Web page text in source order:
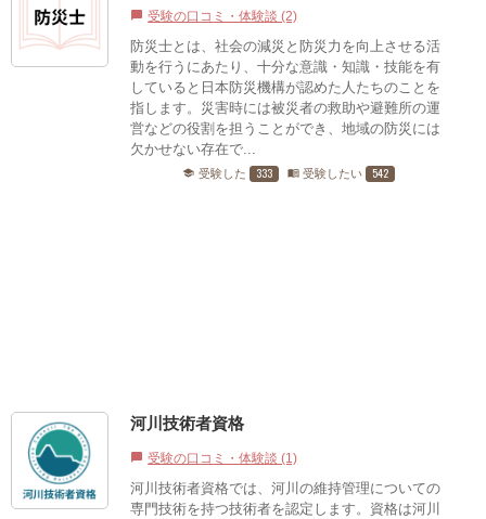
chat_bubble 受験の口コミ・体験談 (2)
防災士とは、社会の減災と防災力を向上させる活
動を行うにあたり、十分な意識・知識・技能を有
していると日本防災機構が認めた人たちのことを
指します。災害時には被災者の救助や避難所の運
営などの役割を担うことができ、地域の防災には
欠かせない存在で...
school 受験した 333 menu_book 受験したい 542
河川技術者資格
chat_bubble 受験の口コミ・体験談 (1)
河川技術者資格では、河川の維持管理についての
専門技術を持つ技術者を認定します。資格は河川